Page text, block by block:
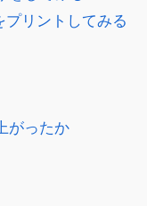
リントしてみる
がったか